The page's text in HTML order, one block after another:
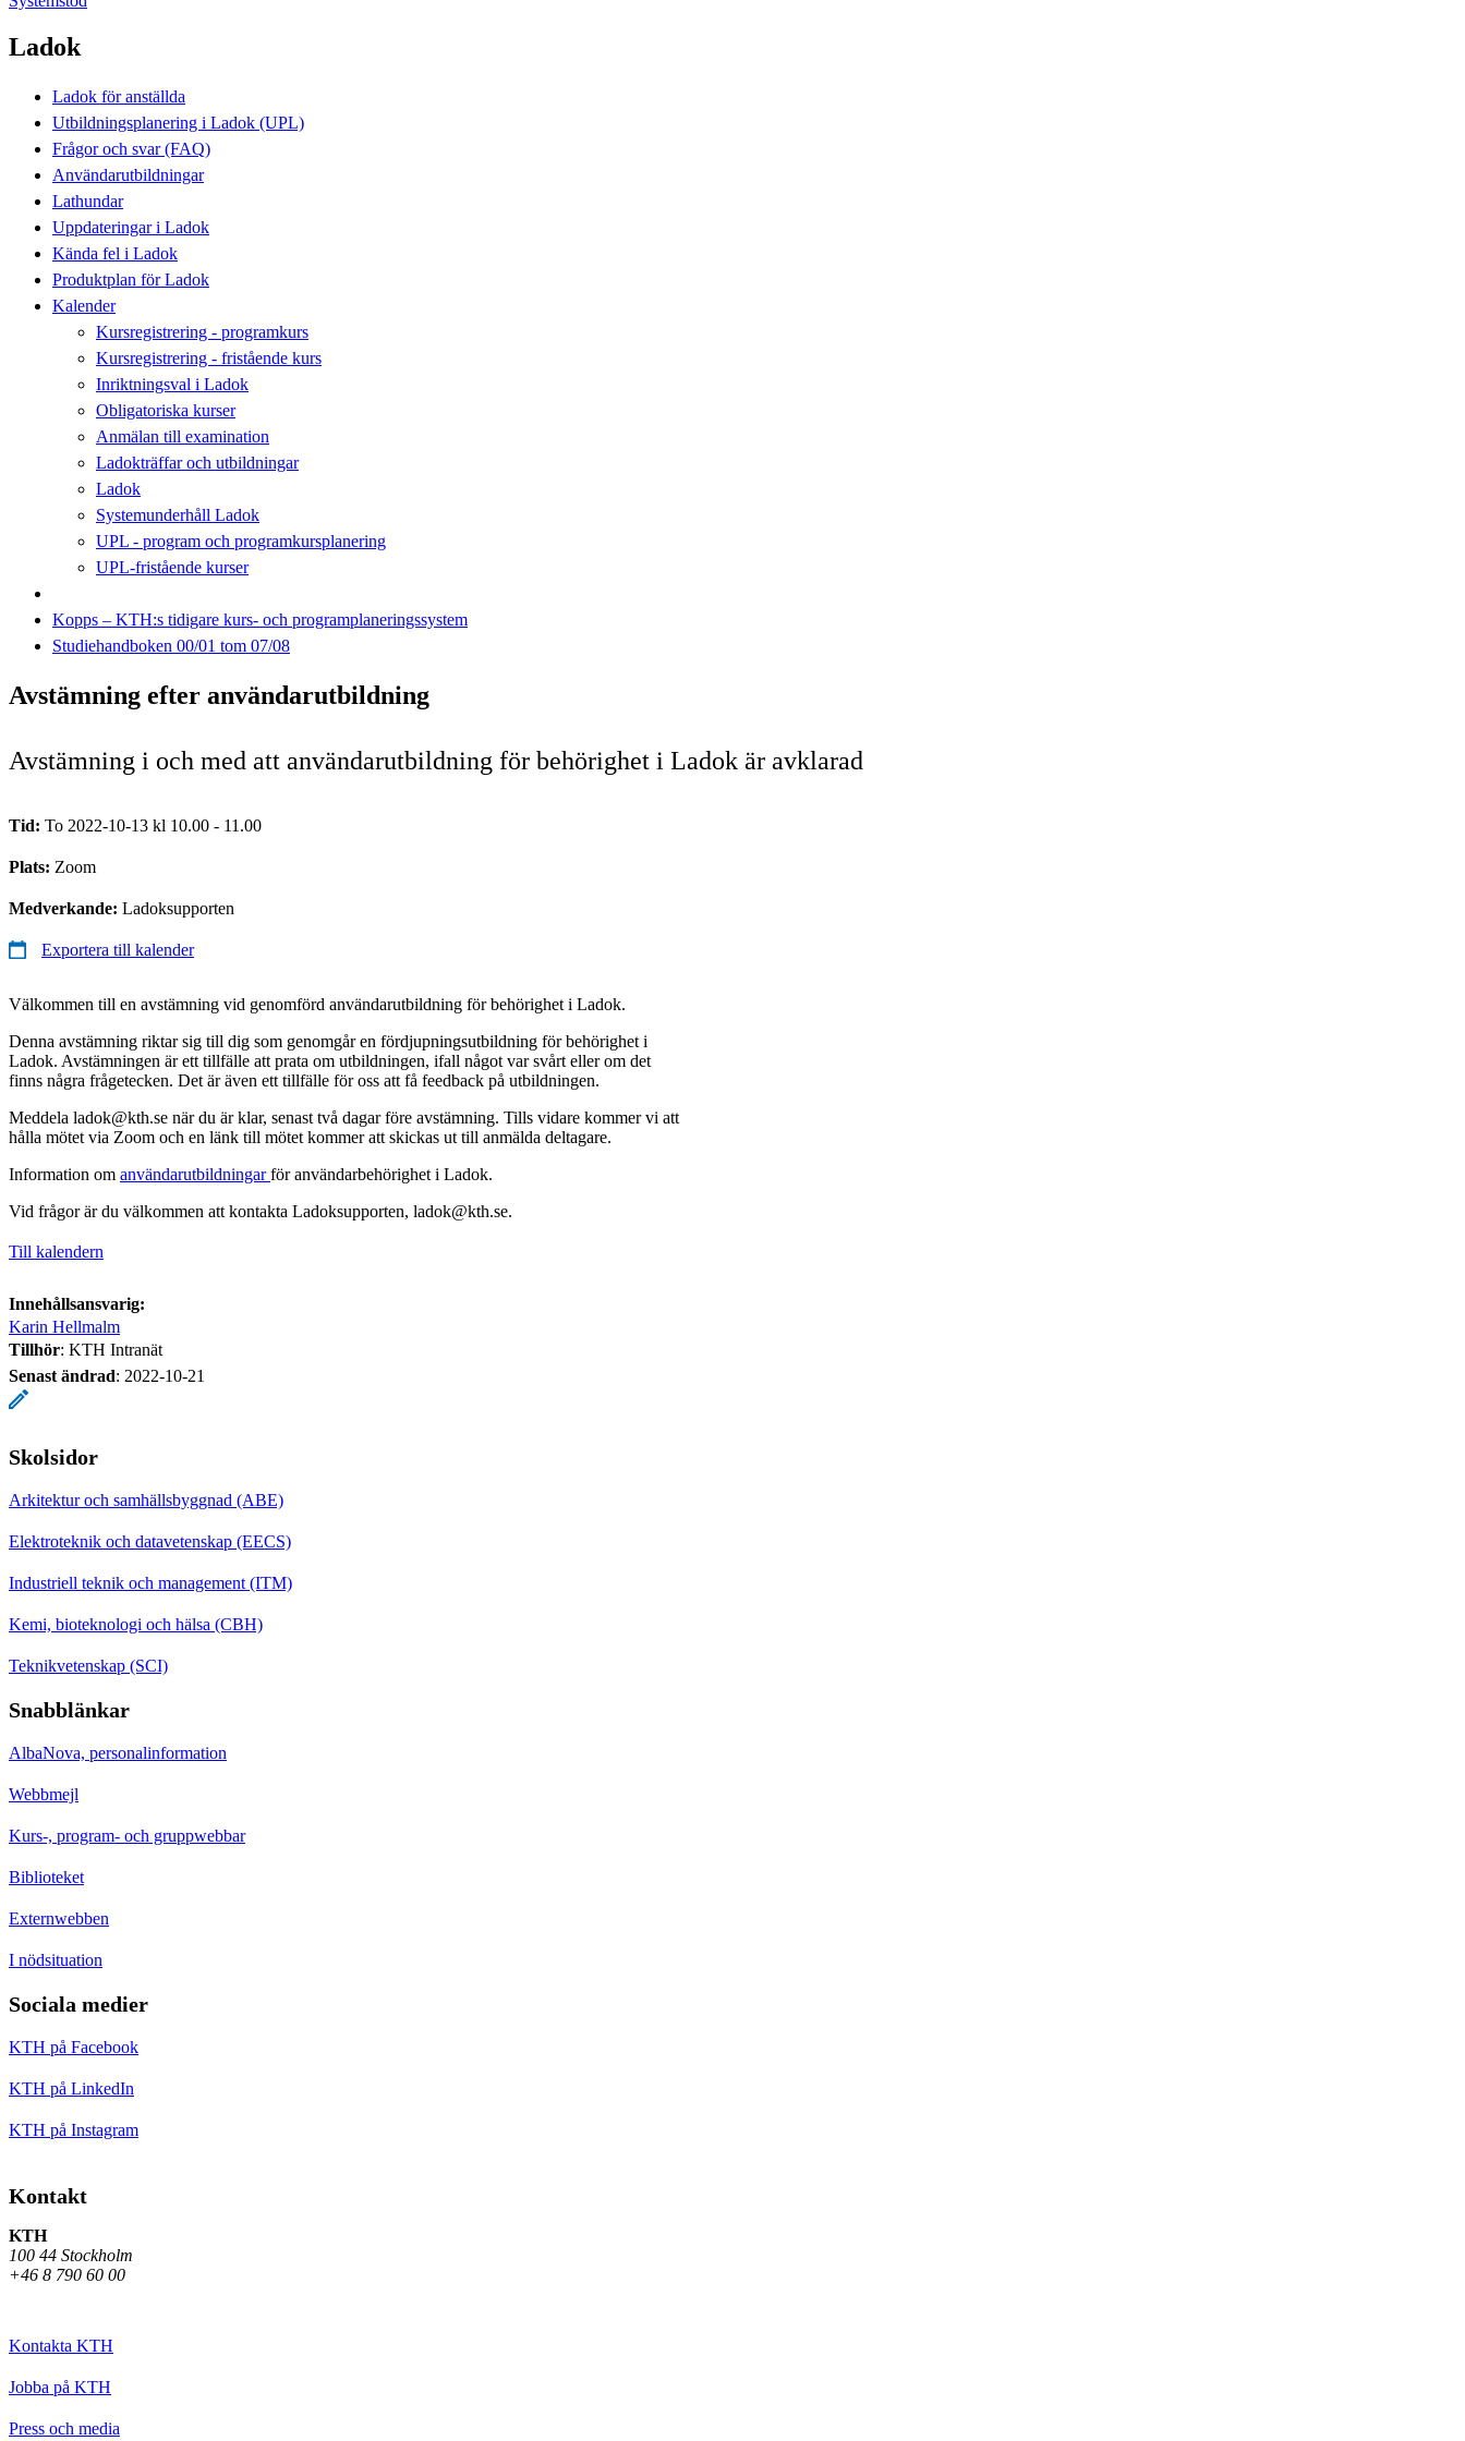
Ladok
Ladok för anställda
Utbildningsplanering i Ladok (UPL)
Frågor och svar (FAQ)
Användarutbildningar
Lathundar
Uppdateringar i Ladok
Kända fel i Ladok
Produktplan för Ladok
Kalender
Kursregistrering - programkurs
Kursregistrering - fristående kurs
Inriktningsval i Ladok
Obligatoriska kurser
Anmälan till examination
Ladokträffar och utbildningar
Ladok
Systemunderhåll Ladok
UPL - program och programkursplanering
UPL-fristående kurser
Kopps – KTH:s tidigare kurs- och programplaneringssystem
Studiehandboken 00/01 tom 07/08
Avstämning efter användarutbildning
Avstämning i och med att användarutbildning för behörighet i Ladok är avklarad
Tid: To 2022-10-13 kl 10.00 - 11.00
Plats: Zoom
Medverkande: Ladoksupporten
Exportera till kalender
Välkommen till en avstämning vid genomförd användarutbildning för behörighet i Ladok.
Denna avstämning riktar sig till dig som genomgår en fördjupningsutbildning för behörighet i
Ladok. Avstämningen är ett tillfälle att prata om utbildningen, ifall något var svårt eller om det
finns några frågetecken. Det är även ett tillfälle för oss att få feedback på utbildningen.
Meddela ladok@kth.se när du är klar, senast två dagar före avstämning. Tills vidare kommer vi att
hålla mötet via Zoom och en länk till mötet kommer att skickas ut till anmälda deltagare.
Information om användarutbildningarför användarbehörighet i Ladok.
Vid frågor är du välkommen att kontakta Ladoksupporten, ladok@kth.se.
Till kalendern
Innehållsansvarig:
Karin Hellmalm
Tillhör: KTH Intranät
Senast ändrad: 2022-10-21
Skolsidor
Arkitektur och samhällsbyggnad (ABE)
Elektroteknik och datavetenskap (EECS)
Industriell teknik och management (ITM)
Kemi, bioteknologi och hälsa (CBH)
Teknikvetenskap (SCI)
Snabblänkar
AlbaNova, personalinformation
Webbmejl
Kurs-, program- och gruppwebbar
Biblioteket
Externwebben
I nödsituation
Sociala medier
KTH på Facebook
KTH på LinkedIn
KTH på Instagram
Kontakt
KTH
100 44 Stockholm
+46 8 790 60 00
Kontakta KTH
Jobba på KTH
Press och media